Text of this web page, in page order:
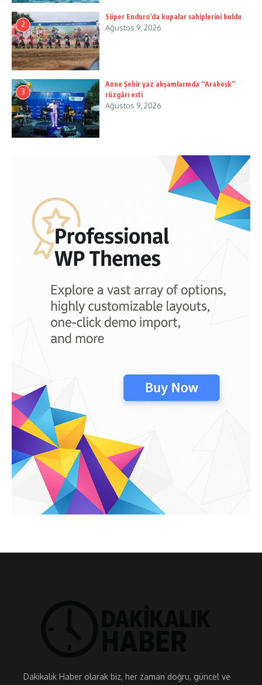
2
Süper Enduro’da kupalar sahiplerini buldu
Ağustos 9, 2026
3
Anne Şehir yaz akşamlarında “Arabesk”
rüzgârı esti
Ağustos 9, 2026
Dakikalık Haber olarak biz, her zaman doğru, güncel ve